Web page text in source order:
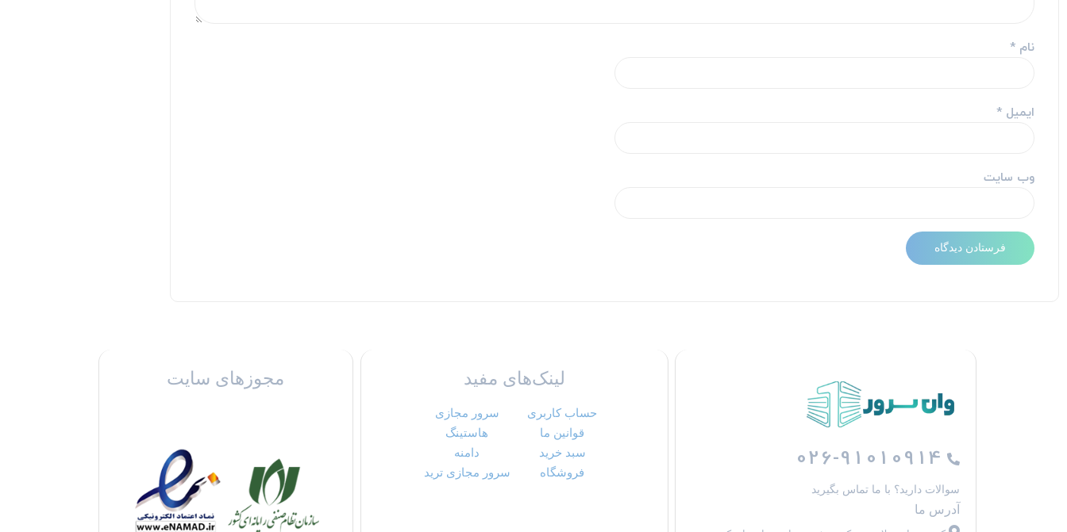
نام *
ایمیل *
وب‌ سایت
سوالات دارید؟ با ما تماس بگیرید
آدرس ما
لینک‌های مفید
حساب کاربری
قوانین ما
سبد خرید
فروشگاه
سرور مجازی
هاستینگ
دامنه
سرور مجازی ترید
مجوزهای سایت